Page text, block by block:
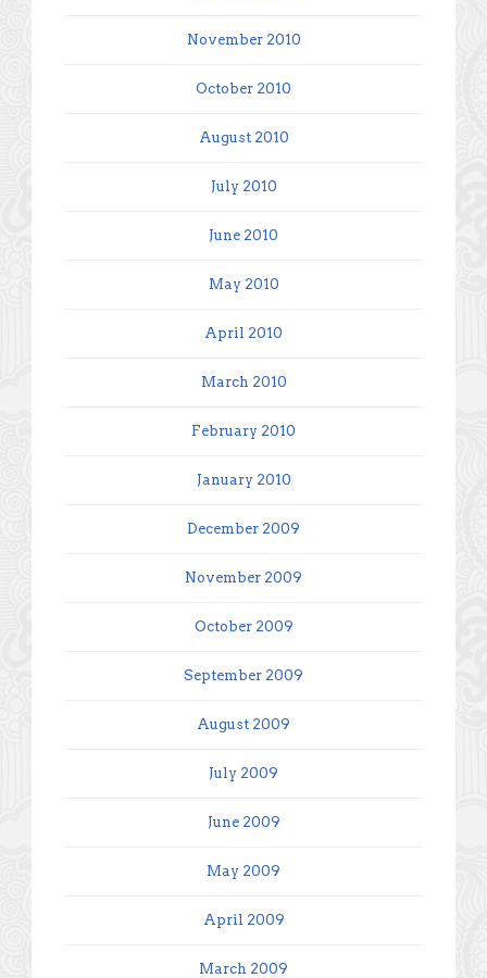
November 2010
October 2010
August 2010
July 2010
June 2010
May 2010
April 2010
March 2010
February 2010
January 2010
December 2009
November 2009
October 2009
September 2009
August 2009
July 2009
June 2009
May 2009
April 2009
March 2009